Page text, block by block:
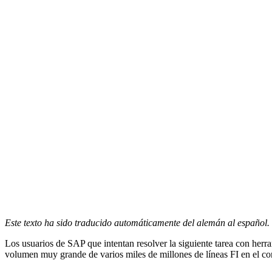
Este texto ha sido traducido automáticamente del alemán al español.
Los usuarios de SAP que intentan resolver la siguiente tarea con
volumen muy grande de varios miles de millones de líneas FI en el